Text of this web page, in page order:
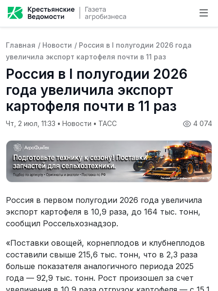
Главная / Новости / Россия в I полугодии 2026 года
увеличила экспорт картофеля почти в 11 раз
Россия в I полугодии 2026
года увеличила экспорт
картофеля почти в 11 раз
4 074
Чт, 2 июл, 11:33 • Новости • ТАСС
Россия в первом полугодии 2026 года увеличила
экспорт картофеля в 10,9 раза, до 164 тыс. тонн,
сообщил Россельхознадзор.
«Поставки овощей, корнеплодов и клубнеплодов
составили свыше 215,6 тыс. тонн, что в 2,3 раза
больше показателя аналогичного периода 2025
года — 92,9 тыс. тонн. Рост произошел за счет